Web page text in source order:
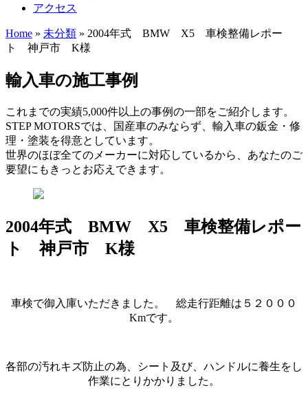
アクセス
Home » 未分類 » 2004年式 BMW X5 車検整備レポー
ト 神戸市 K様
輸入車の施工事例
これまでの実績5,000件以上の事例の一部をご紹介します。
STEP MOTORSでは、国産車のみならず、輸入車の鈑金・修
理・塗装を得意としています。
世界のほぼ全てのメーカーに対応しているから、あなたのご
要望にもきっとお応えできます。
2004年式 BMW X5 車検整備レポー
ト 神戸市 K様
車検で御入庫いただきました。 総走行距離は５２０００
Kmです。
各部の汚れキズ防止の為、シート及び、ハンドルに養生をし
作業にとりかかりました。